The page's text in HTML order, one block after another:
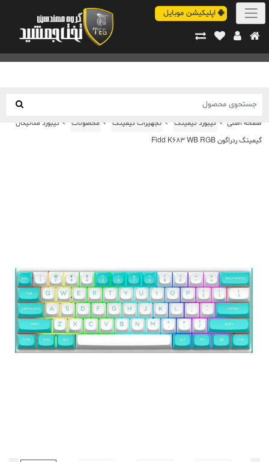
اپلیکیشن موبایل
صفحه اصلی محصولات تجهیزات گیمینگ کیبورد گیمینگ
کیبورد مکانیکال
گیمینگ ردراگون Fidd K683 WB RGB